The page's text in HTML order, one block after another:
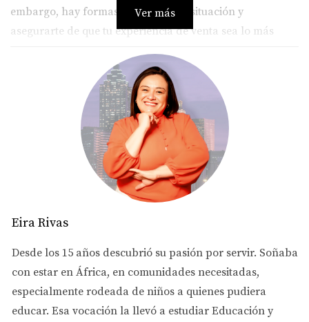
embargo, hay formas de evitar esta situación y
asegurarte de que tu experiencia de venta sea lo más
fluida posible. En este artículo, te proporcionaremos
estrategias clave para preparar tu hogar, establecer un
precio competitivo y crear un ambiente que atraiga a los
PREPARACIÓN DE TU HOGAR
Antes de poner tu casa en el mercado, es crucial que la
prepares adecuadamente. Esto no solo incluye limpiar y
despersonalizar el espacio, sino también realizar
diferencia en la percepción del comprador.
Despersonaliza y organiza
Una de las primeras cosas que debes hacer es
Ver más
Eira Rivas
Desde los 15 años descubrió su pasión por servir. Soñaba
con estar en África, en comunidades necesitadas,
especialmente rodeada de niños a quienes pudiera
educar. Esa vocación la llevó a estudiar Educación y